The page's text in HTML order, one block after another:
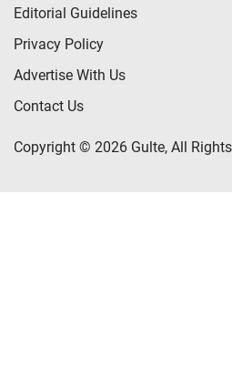
Editorial Guidelines
Privacy Policy
Advertise With Us
Contact Us
Copyright © 2026 Gulte, All